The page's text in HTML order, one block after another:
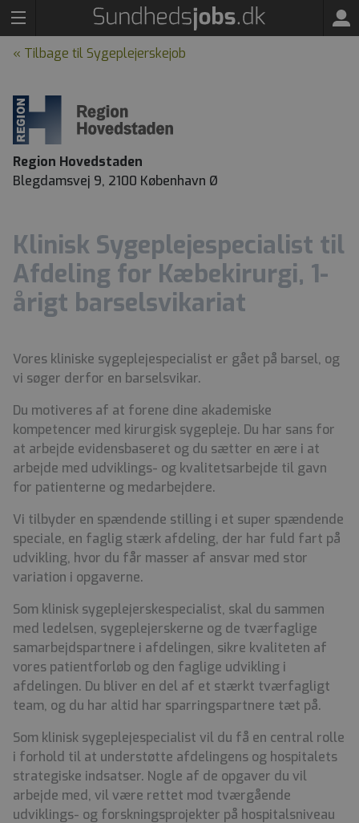
« Tilbage til Sygeplejerskejob
Region Hovedstaden
Blegdamsvej 9, 2100 København Ø
Klinisk Sygeplejespecialist til
Afdeling for Kæbekirurgi, 1-
årigt barselsvikariat
Vores kliniske sygeplejespecialist er gået på barsel, og
vi søger derfor en barselsvikar.
Du motiveres af at forene dine akademiske
kompetencer med kirurgisk sygepleje. Du har sans for
at arbejde evidensbaseret og du sætter en ære i at
arbejde med udviklings- og kvalitetsarbejde til gavn
for patienterne og medarbejdere.
Vi tilbyder en spændende stilling i et super spændende
speciale, en faglig stærk afdeling, der har fuld fart på
udvikling, hvor du får masser af ansvar med stor
variation i opgaverne.
Som klinisk sygeplejerskespecialist, skal du sammen
med ledelsen, sygeplejerskerne og de tværfaglige
samarbejdspartnere i afdelingen, sikre kvaliteten af
vores patientforløb og den faglige udvikling i
afdelingen. Du bliver en del af et stærkt tværfagligt
team, og du har altid har sparringspartnere tæt på.
Som klinisk sygeplejespecialist vil du få en central rolle
i forhold til at understøtte afdelingens og hospitalets
strategiske indsatser. Nogle af de opgaver du vil
arbejde med, vil være rettet mod tværgående
udviklings- og forskningsprojekter på hospitalsniveau